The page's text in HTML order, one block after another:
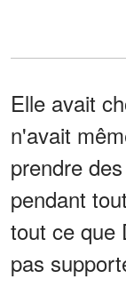
Elle avait
n'avait
prendre
pendant
tout ce que
pas